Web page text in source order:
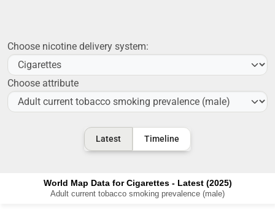
Choose nicotine delivery system:
Choose attribute
Latest Timeline